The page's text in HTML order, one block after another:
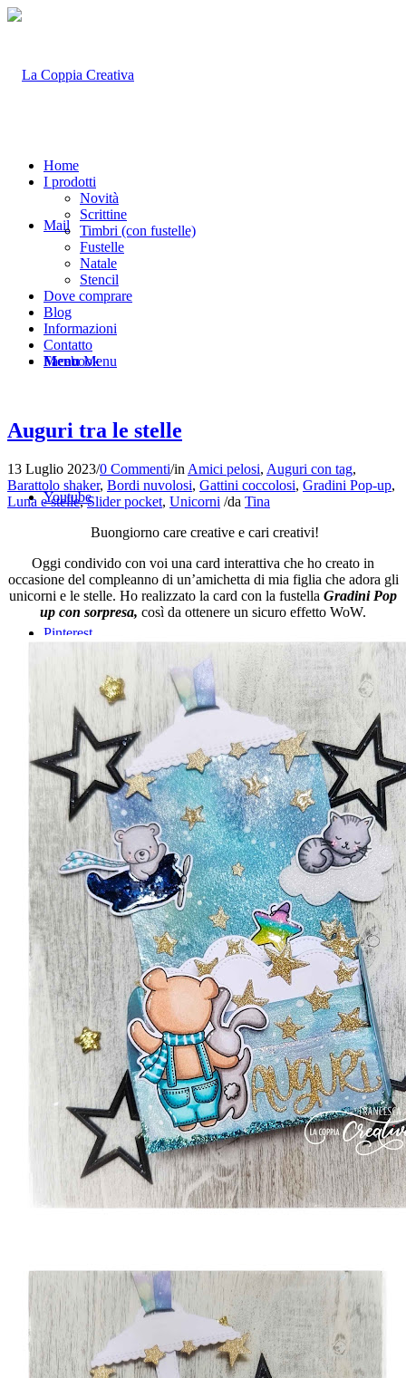
Mail
Facebook
Youtube
Pinterest
Instagram
Home
I prodotti
Novità
Scrittine
Timbri (con fustelle)
Fustelle
Natale
Stencil
Dove comprare
Blog
Informazioni
Contatto
Menu Menu
Auguri tra le stelle
13 Luglio 2023/0 Commenti/in Amici pelosi, Auguri con tag,
Barattolo shaker, Bordi nuvolosi, Gattini coccolosi, Gradini Pop-up,
Luna e stelle,Slider pocket, Unicorni /da Tina
Buongiorno care creative e cari creativi!
Oggi condivido con voi una card interattiva che ho creato in
occasione del compleanno di un’amichetta di mia figlia che adora gli
unicorni e le stelle. Ho realizzato la card con la fustella Gradini Pop
up con sorpresa, così da ottenere un sicuro effetto WoW.